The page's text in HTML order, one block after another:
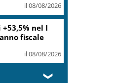
il 08/08/2026
nel I
fiscale
il 08/08/2026
❯